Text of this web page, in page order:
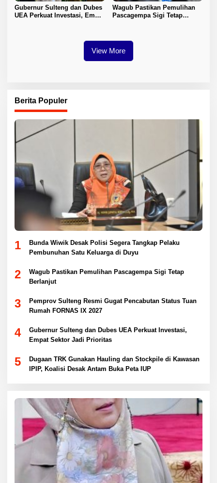
Gubernur Sulteng dan Dubes
UEA Perkuat Investasi, Empat
Wagub Pastikan Pemulihan
Pascagempa Sigi Tetap
View More
Berita Populer
1
Bunda Wiwik Desak Polisi Segera Tangkap Pelaku
Pembunuhan Satu Keluarga di Duyu
2
Wagub Pastikan Pemulihan Pascagempa Sigi Tetap
Berlanjut
3
Pemprov Sulteng Resmi Gugat Pencabutan Status Tuan
Rumah FORNAS IX 2027
4
Gubernur Sulteng dan Dubes UEA Perkuat Investasi,
Empat Sektor Jadi Prioritas
5
Dugaan TRK Gunakan Hauling dan Stockpile di Kawasan
IPIP, Koalisi Desak Antam Buka Peta IUP